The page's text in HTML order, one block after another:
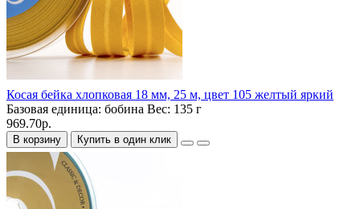
Косая бейка хлопковая 18 мм, 25 м, цвет 105 желтый яркий
Базовая единица: бобина Вес: 135 г
969.70р.
В корзину Купить в один клик